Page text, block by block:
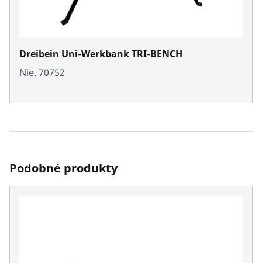
Dreibein Uni-Werkbank TRI-BENCH
Nie. 70752
Podobné produkty